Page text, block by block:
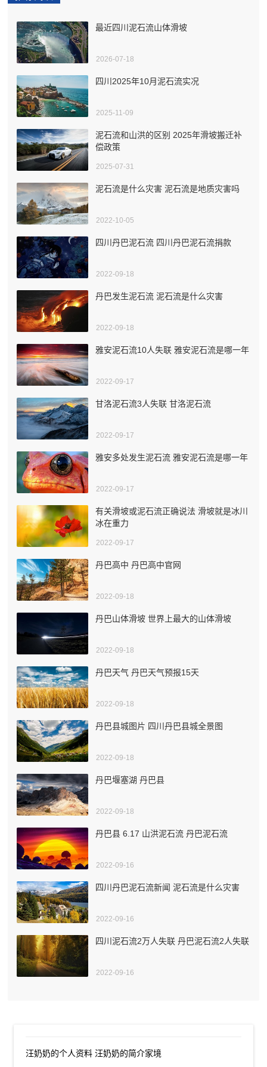
最近四川泥石流山体滑坡
2026-07-18
四川2025年10月泥石流实况
2025-11-09
泥石流和山洪的区别 2025年滑坡搬迁补
偿政策
2025-07-31
泥石流是什么灾害 泥石流是地质灾害吗
2022-10-05
四川丹巴泥石流 四川丹巴泥石流捐款
2022-09-18
丹巴发生泥石流 泥石流是什么灾害
2022-09-18
雅安泥石流10人失联 雅安泥石流是哪一年
2022-09-17
甘洛泥石流3人失联 甘洛泥石流
2022-09-17
雅安多处发生泥石流 雅安泥石流是哪一年
2022-09-17
有关滑坡或泥石流正确说法 滑坡就是冰川
冰在重力
2022-09-17
丹巴高中 丹巴高中官网
2022-09-18
丹巴山体滑坡 世界上最大的山体滑坡
2022-09-18
丹巴天气 丹巴天气预报15天
2022-09-18
丹巴县城图片 四川丹巴县城全景图
2022-09-18
丹巴堰塞湖 丹巴县
2022-09-18
丹巴县 6.17 山洪泥石流 丹巴泥石流
2022-09-16
四川丹巴泥石流新闻 泥石流是什么灾害
2022-09-16
四川泥石流2万人失联 丹巴泥石流2人失联
2022-09-16
汪奶奶的个人资料 汪奶奶的简介家境